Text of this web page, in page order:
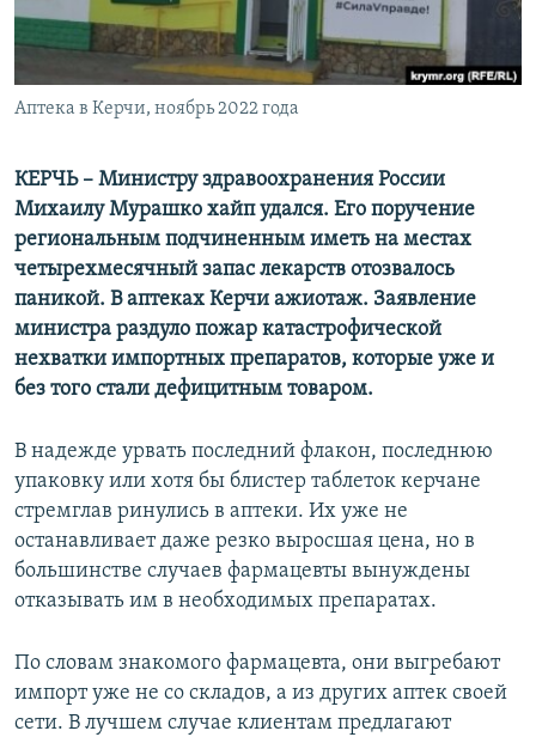
ПОБЕДИТЕЛЕЙ НЕ СУДЯТ?
КРЫМ.НЕПОКОРЕННЫЙ
ELIFBE
ПРИСОЕДИНЯЙТЕСЬ!
Все сайты RFE/RL
Аптека в Керчи, ноябрь 2022 года
КЕРЧЬ – Министру здравоохранения России
Михаилу Мурашко хайп удался. Его поручение
региональным подчиненным иметь на местах
четырехмесячный запас лекарств отозвалось
паникой. В аптеках Керчи ажиотаж. Заявление
министра раздуло пожар катастрофической
нехватки импортных препаратов, которые уже и
без того стали дефицитным товаром.
В надежде урвать последний флакон, последнюю
упаковку или хотя бы блистер таблеток керчане
стремглав ринулись в аптеки. Их уже не
останавливает даже резко выросшая цена, но в
большинстве случаев фармацевты вынуждены
отказывать им в необходимых препаратах.
По словам знакомого фармацевта, они выгребают
импорт уже не со складов, а из других аптек своей
сети. В лучшем случае клиентам предлагают